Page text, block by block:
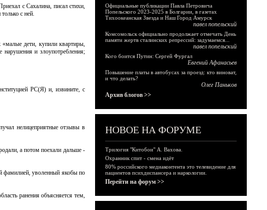
с Сахалина, писал стихи,
с ней.
«малые дети, купили квартиры,
нарушения и злоупотребления;
РС(Я) и, извините, с
нелицеприятные отзывы в
а потом поехали дальше -
фамилией, уволенный якобы по
ранения объясняется тем,
Официальные публикации Павла Петровича
Попельского 2023-2025 в Болгарии, в газетах
Тихоокеанская Звезда и Наш Город Амурск
павел попельский
Комсомольск официально продолжает отмечать День
памяти жертв сталинских репрессий: задумаемся...
павел попельский
Кого боится Путин: Сергей Фургал
Евгений Афанасьев
Повышение платы в автобусах за проезд: кто виноват,
и что делать?
Олег Паньков
Архив блогов >>
НОВОЕ НА ФОРУМЕ
Трилогия "Китобои" А. Вахова.
Охранник спит - смена идёт
80% российского медиаконтента это телевидение для
пациентов психдиспансера и наркологии.
Перейти на форум >>